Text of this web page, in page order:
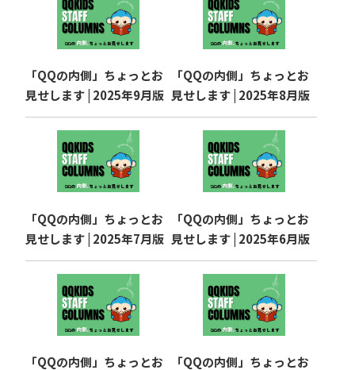
「QQの内側」ちょっとお
見せします | 2025年9月版
「QQの内側」ちょっとお
見せします | 2025年8月版
「QQの内側」ちょっとお
見せします | 2025年7月版
「QQの内側」ちょっとお
見せします | 2025年6月版
「QQの内側」ちょっとお
「QQの内側」ちょっとお